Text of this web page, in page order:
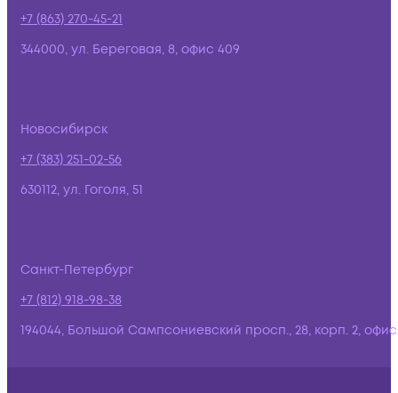
+7 (863) 270-45-21
344000, ул. Береговая, 8, офис 409
Новосибирск
+7 (383) 251-02-56
630112, ул. Гоголя, 51
Санкт-Петербург
+7 (812) 918-98-38
194044, Большой Сампсониевский просп., 28, корп. 2,